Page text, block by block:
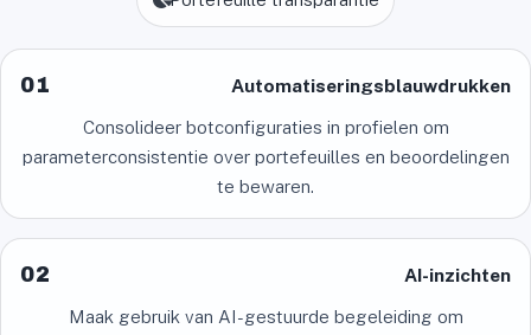
01 Automatiseringsblauwdrukken
Consolideer botconfiguraties in profielen om
parameterconsistentie over portefeuilles en beoordelingen
te bewaren.
02 AI-inzichten
Maak gebruik van AI-gestuurde begeleiding om